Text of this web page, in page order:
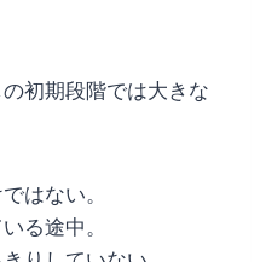
初期段階では大きな
はない。
る途中。